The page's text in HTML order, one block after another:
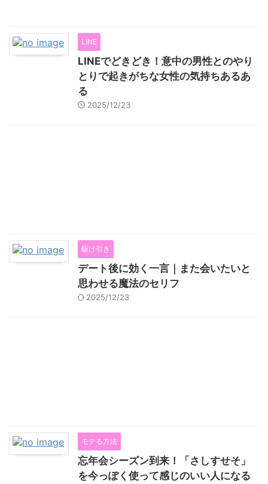
LINE
LINEでどきどき！意中の男性とのやり
とりで起きがちな女性の気持ちあるあ
る
2025/12/23
駆け引き
デート後に効く一言｜また会いたいと
思わせる魔法のセリフ
2025/12/23
モテる方法
忘年会シーズン到来！「さしすせそ」
を今っぽく使って感じのいい人になる